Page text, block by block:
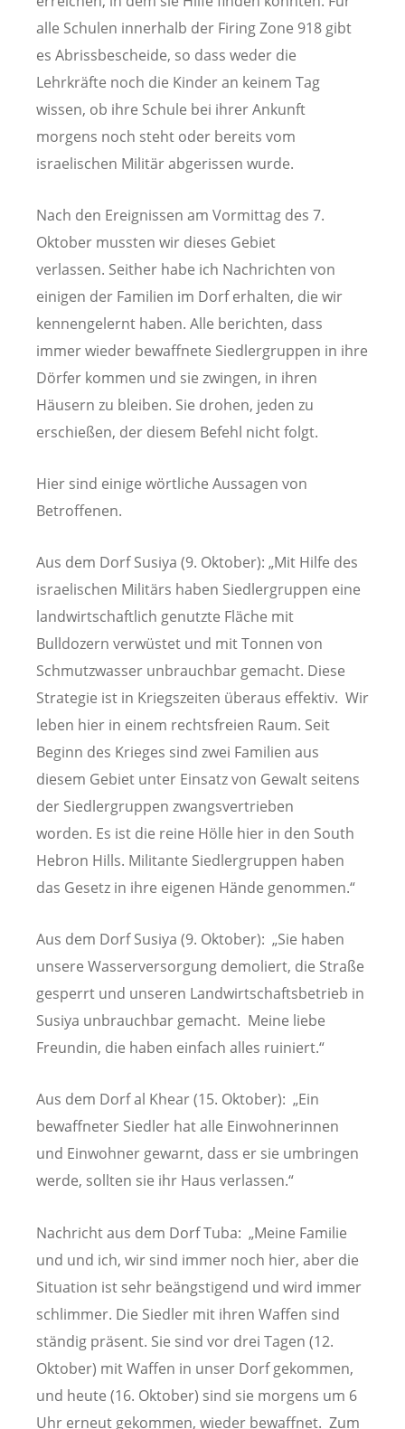
alle Schulen innerhalb der Firing Zone 918 gibt
es Abrissbescheide, so dass weder die
Lehrkräfte noch die Kinder an keinem Tag
wissen, ob ihre Schule bei ihrer Ankunft
morgens noch steht oder bereits vom
israelischen Militär abgerissen wurde.
Nach den Ereignissen am Vormittag des 7.
Oktober mussten wir dieses Gebiet
verlassen. Seither habe ich Nachrichten von
einigen der Familien im Dorf erhalten, die wir
kennengelernt haben. Alle berichten, dass
immer wieder bewaffnete Siedlergruppen in ihre
Dörfer kommen und sie zwingen, in ihren
Häusern zu bleiben. Sie drohen, jeden zu
erschießen, der diesem Befehl nicht folgt.
Hier sind einige wörtliche Aussagen von
Betroffenen.
Aus dem Dorf Susiya (9. Oktober): „Mit Hilfe des
israelischen Militärs haben Siedlergruppen eine
landwirtschaftlich genutzte Fläche mit
Bulldozern verwüstet und mit Tonnen von
Schmutzwasser unbrauchbar gemacht. Diese
Strategie ist in Kriegszeiten überaus effektiv. Wir
leben hier in einem rechtsfreien Raum. Seit
Beginn des Krieges sind zwei Familien aus
diesem Gebiet unter Einsatz von Gewalt seitens
der Siedlergruppen zwangsvertrieben
worden. Es ist die reine Hölle hier in den South
Hebron Hills. Militante Siedlergruppen haben
das Gesetz in ihre eigenen Hände genommen.“
Aus dem Dorf Susiya (9. Oktober): „Sie haben
unsere Wasserversorgung demoliert, die Straße
gesperrt und unseren Landwirtschaftsbetrieb in
Susiya unbrauchbar gemacht. Meine liebe
Freundin, die haben einfach alles ruiniert.“
Aus dem Dorf al Khear (15. Oktober): „Ein
bewaffneter Siedler hat alle Einwohnerinnen
und Einwohner gewarnt, dass er sie umbringen
werde, sollten sie ihr Haus verlassen.“
Nachricht aus dem Dorf Tuba: „Meine Familie
und und ich, wir sind immer noch hier, aber die
Situation ist sehr beängstigend und wird immer
schlimmer. Die Siedler mit ihren Waffen sind
ständig präsent. Sie sind vor drei Tagen (12.
Oktober) mit Waffen in unser Dorf gekommen,
und heute (16. Oktober) sind sie morgens um 6
Uhr erneut gekommen, wieder bewaffnet. Zum